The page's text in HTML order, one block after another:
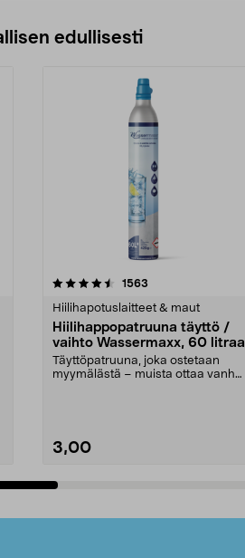
edullisesti
1563
Hiilihapotuslaitteet & maut
Hiilihappopatruuna täyttö /
vaihto Wassermaxx, 60 litraa
Täyttöpatruuna, joka ostetaan
myymälästä – muista ottaa vanha
3,00
4.5viidestä